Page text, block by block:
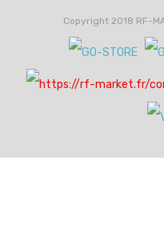
Copyright 2018 RF-